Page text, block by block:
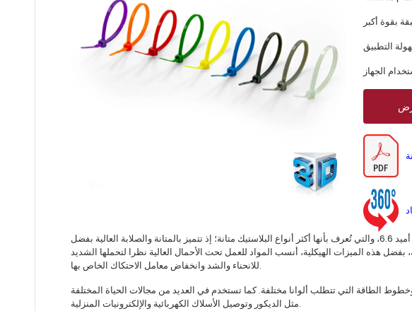
بقوة أكبر
التطبيق
الجهاز
تنتج تورك روابط الكابلات الملونة باستخدام مادة البولي أميد 6.6، والتي تُعرف بأنها أكثر أنواع البلاستيك متانة؛ إذ تتميز بالمتانة والصلابة العالية بفضل
بفضل هذه الميزات الهيكلية، أنسب المواد للعمل تحت الأحمال العالية نظرا لتحملها الشديد
للانحناء والشد وانخفاض معامل الاحتكاك الخاص بها.
الطاقة التي تتطلب ألوانا مختلفة. كما تستخدم في العديد من مجالات الحياة المختلفة
مثل الديكور وتوصيل الأسلاك الكهربائية والإلكترونيات المنزلية.